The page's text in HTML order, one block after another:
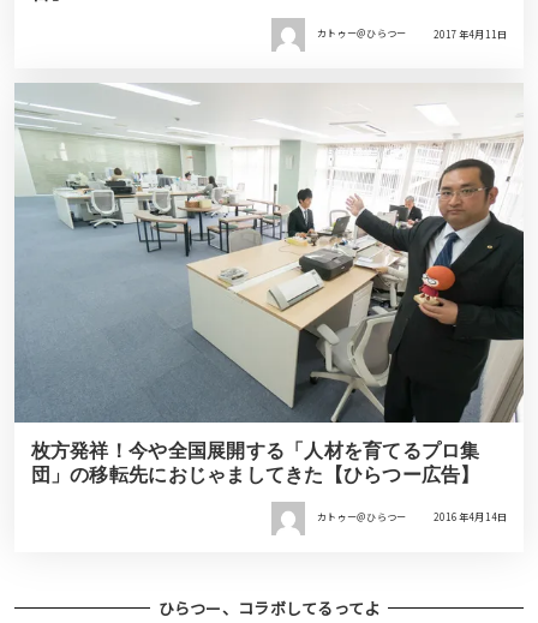
カトゥー＠ひらつー 2017年4月11日
枚方発祥！今や全国展開する「人材を育てるプロ集
団」の移転先におじゃましてきた【ひらつー広告】
カトゥー＠ひらつー 2016年4月14日
ひらつー、コラボしてるってよ